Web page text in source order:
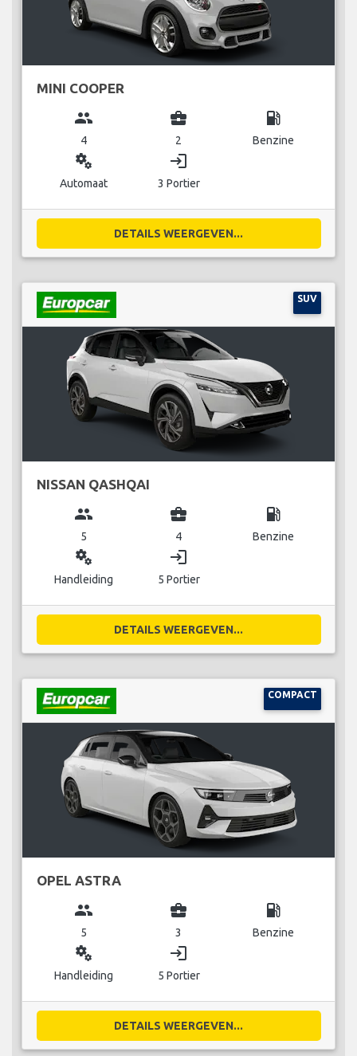
MINI COOPER
group
4
business_center
2
local_gas_station
Benzine
miscellaneous_services
Automaat
login
3 Portier
DETAILS WEERGEVEN...
SUV
NISSAN QASHQAI
group
5
business_center
4
local_gas_station
Benzine
miscellaneous_services
Handleiding
login
5 Portier
DETAILS WEERGEVEN...
COMPACT
OPEL ASTRA
group
5
business_center
3
local_gas_station
Benzine
miscellaneous_services
Handleiding
login
5 Portier
DETAILS WEERGEVEN...